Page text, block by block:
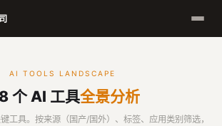
AI TOOLS LANDSCAPE
个 AI 工具全景分析
工具。按来源（国产/国外）、标签、应用类别筛选，